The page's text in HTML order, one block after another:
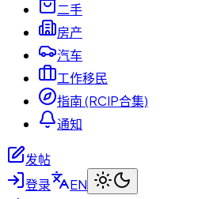
二手
房产
汽车
工作移民
指南 (RCIP合集)
通知
发帖
登录
EN